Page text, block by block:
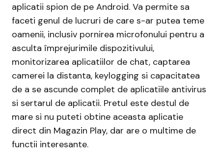
aplicatii spion de pe Android. Va permite sa
faceti genul de lucruri de care s-ar putea teme
oamenii, inclusiv pornirea microfonului pentru a
asculta împrejurimile dispozitivului,
monitorizarea aplicatiilor de chat, captarea
camerei la distanta, keylogging si capacitatea
de a se ascunde complet de aplicatiile antivirus
si sertarul de aplicatii. Pretul este destul de
mare si nu puteti obtine aceasta aplicatie
direct din Magazin Play, dar are o multime de
functii interesante.